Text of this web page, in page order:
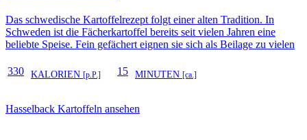
Das schwedische Kartoffelrezept folgt einer alten Tradition. In
Schweden ist die Fächerkartoffel bereits seit vielen Jahren eine
beliebte Speise. Fein gefächert eignen sie sich als Beilage zu vielen
330 KALORIEN [p.P.] 15 MINUTEN [ca.]
Hasselback Kartoffeln ansehen